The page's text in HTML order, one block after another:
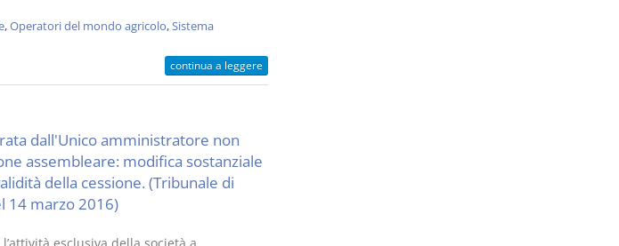
,Operatori del mondo agricolo,Sistema
continua a leggere
dall'Unico amministratore non
assembleare: modifica sostanziale
della cessione. (Tribunale di
14 marzo 2016)